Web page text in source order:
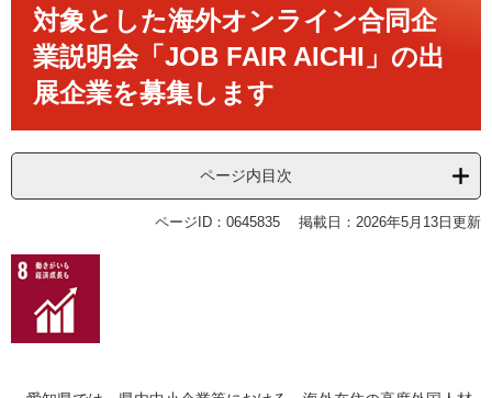
対象とした海外オンライン合同企
業説明会「JOB FAIR AICHI」の出
展企業を募集します
ページ内目次
ページID：0645835 掲載日：2026年5月13日更新